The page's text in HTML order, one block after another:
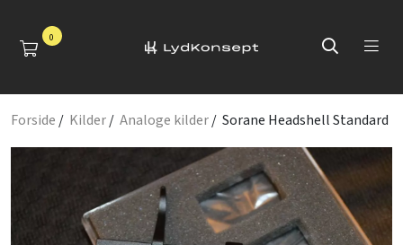
0
Forside / Kilder/ Analoge kilder/ Sorane Headshell Standard